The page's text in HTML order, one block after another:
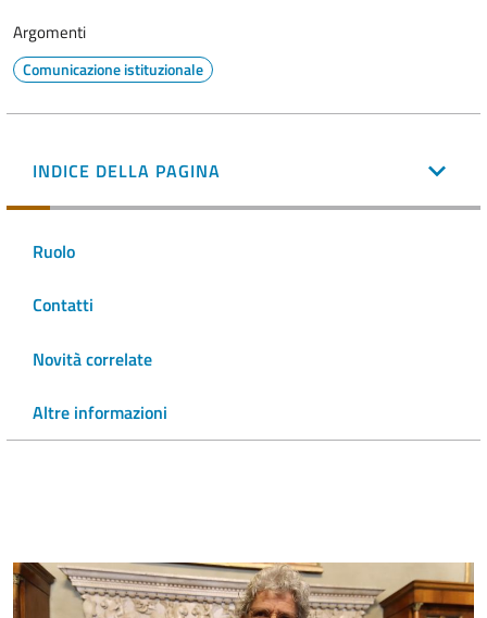
Argomenti
Comunicazione istituzionale
INDICE DELLA PAGINA
Ruolo
Contatti
Novità correlate
Altre informazioni